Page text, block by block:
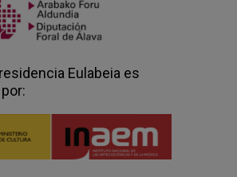
Eulabeia es